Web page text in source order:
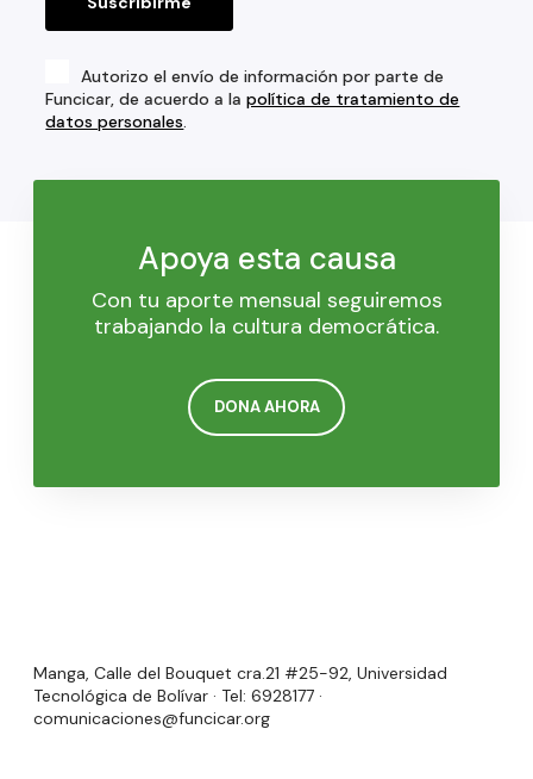
Autorizo el envío de información por parte de
Funcicar, de acuerdo a lapolítica de tratamiento de
datos personales.
Apoya esta causa
Con tu aporte mensual seguiremos
trabajando la cultura democrática.
DONA AHORA
Manga, Calle del Bouquet cra.21 #25-92, Universidad
Tecnológica de Bolívar · Tel: 6928177 ·
comunicaciones@funcicar.org